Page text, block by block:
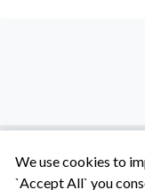
We use cookies to
`Accept All` you